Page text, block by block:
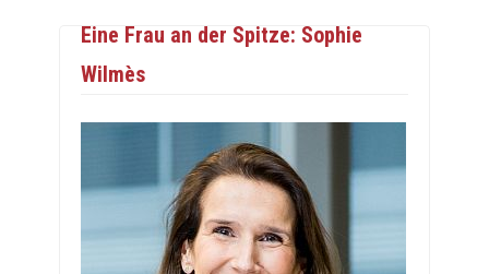
Eine Frau an der Spitze: Sophie
Wilmès